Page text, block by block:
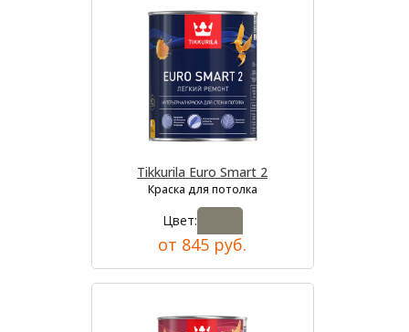
Tikkurila Euro Smart 2
Краска для потолка
Цвет:
от 845 руб.